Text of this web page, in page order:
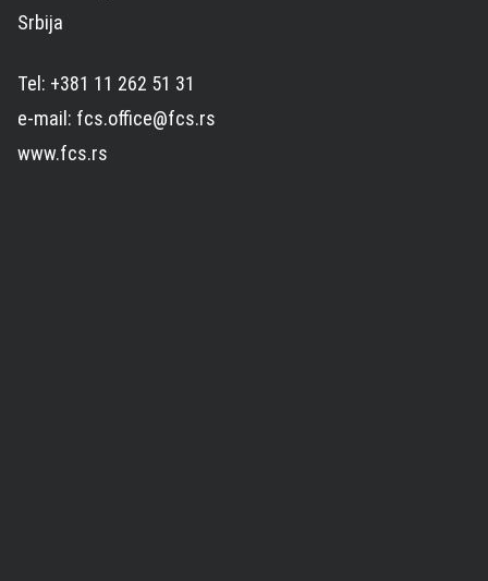
Srbija
Tel: +381 11 262 51 31
e-mail: fcs.office@fcs.rs
www.fcs.rs